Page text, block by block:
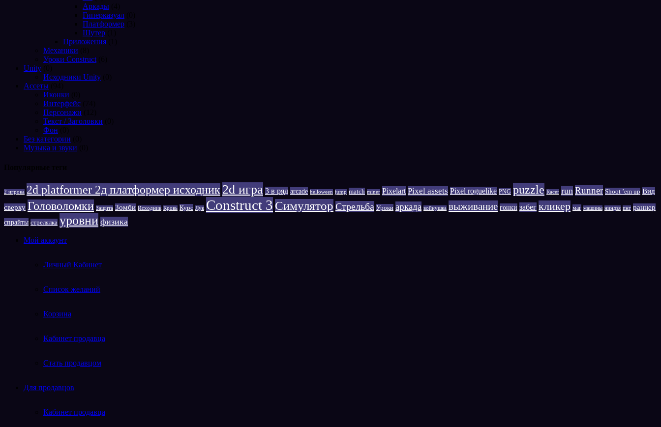
Аркады
Гиперказуал
Платформер
Шутер
Приложения
Механики
Уроки Construct
Unity
Исходники Unity
Ассеты
Иконки
Интерфейс
Персонажи
Текст / Заголовки
Фон
Без категории
Музыка и звуки
2 игрока 2d platformer 2д платформер исходник 2d игра 3 в ряд arcade helloween jump match miner Pixelart Pixel assets Pixel roguelike PNG puzzle Racer run Runner Shoot ’em up Вид
сверху Головоломки Защита Зомби Исходник Кровь Курс Лук Сonstruct 3 Симулятор Стрельба Уроки аркада войнушка выживание гонки забег кликер маг машины ниндзя пнг раннер
спрайты стрелялка уровни физика
Мой аккаунт
Личный Кабинет
Список желаний
Корзина
Кабинет продавца
Стать продавцом
Для продавцов
Кабинет продавца